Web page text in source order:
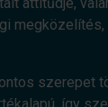
szerepet